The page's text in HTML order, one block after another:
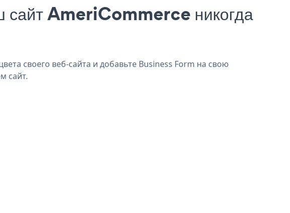
сайт AmeriCommerce никогда
своего веб-сайта и добавьте Business Form на свою
сайт.